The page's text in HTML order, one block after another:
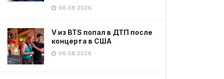
06.08.2026
V из BTS попал в ДТП после
концерта в США
06.08.2026